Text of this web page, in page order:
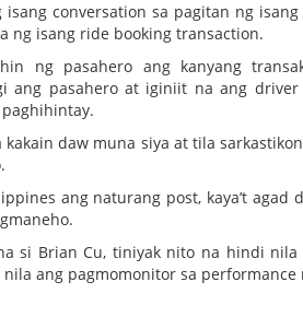
conversation sa pagitan ng
ng isang ride booking transaction.
ng pasahero ang kanyang
ang pasahero at iginiit na ang
daw muna siya at tila
ang naturang post, kaya’t
si Brian Cu, tiniyak nito na hindi
ang pagmomonitor sa